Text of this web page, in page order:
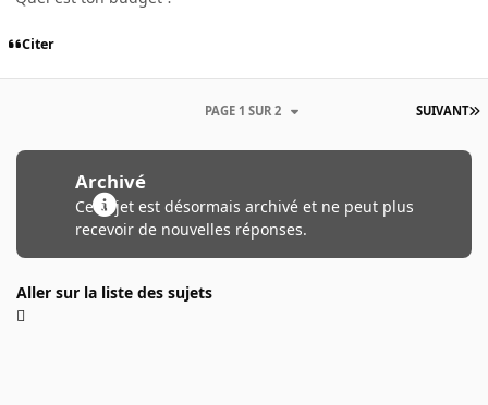
Citer
SUIVANT
PAGE 1 SUR 2
Archivé
Ce sujet est désormais archivé et ne peut plus
recevoir de nouvelles réponses.
Aller sur la liste des sujets